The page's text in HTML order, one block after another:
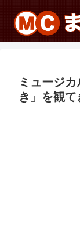
ミュージ
き」を観